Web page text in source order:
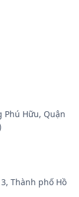
Phú Hữu, Quận
Thành phố Hồ